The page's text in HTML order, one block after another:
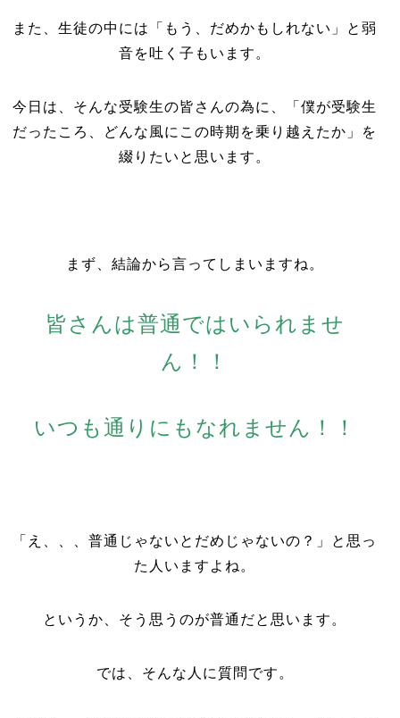
また、生徒の中には「もう、だめかもしれない」と弱
音を吐く子もいます。
今日は、そんな受験生の皆さんの為に、「僕が受験生
だったころ、どんな風にこの時期を乗り越えたか」を
綴りたいと思います。
まず、結論から言ってしまいますね。
皆さんは普通ではいられませ
ん！！
いつも通りにもなれません！！
「え、、、普通じゃないとだめじゃないの？」と思っ
た人いますよね。
というか、そう思うのが普通だと思います。
では、そんな人に質問です。